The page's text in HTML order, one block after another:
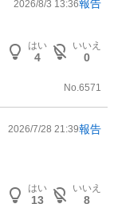
2026/8/3 13:36報告
はい
4
いいえ
0
No.6571
2026/7/28 21:39報告
はい
13
いいえ
8